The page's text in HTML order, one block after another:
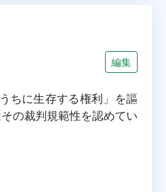
編集
ちに生存する権利」を謳
の裁判規範性を認めてい